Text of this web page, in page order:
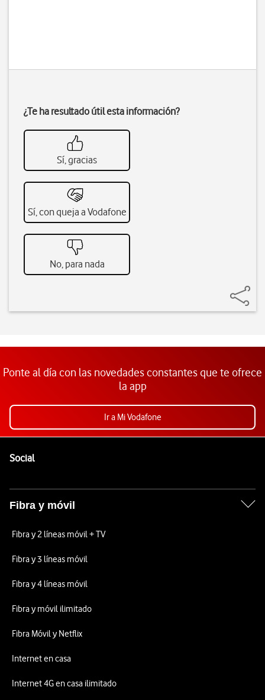
¿Te ha resultado útil esta información?
Sí, gracias
Sí, con queja a Vodafone
No, para nada
Ponte al día con las novedades constantes que te ofrece
la app
Ir a Mi Vodafone
SocialEnlaces a las redes sociales de Vodafone
Fibra y móvil
Fibra y 2 líneas móvil + TV
Fibra y 3 líneas móvil
Fibra y 4 líneas móvil
Fibra y móvil ilimitado
Fibra Móvil y Netflix
Internet en casa
Internet 4G en casa ilimitado